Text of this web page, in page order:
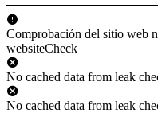
Comprobación del sitio web
websiteCheck
No cached data from leak
No cached data from leak